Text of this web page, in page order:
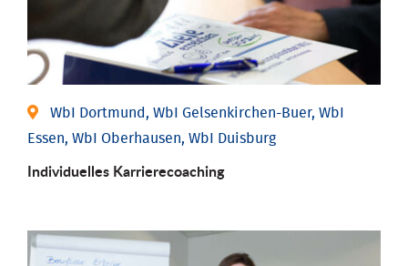
WbI Dortmund, WbI Gelsenkirchen-Buer, WbI
Essen, WbI Oberhausen, WbI Duisburg
Individu­elles Karrierecoaching